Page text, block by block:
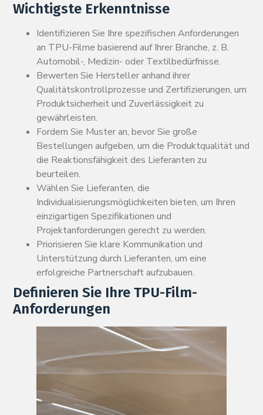
Wichtigste Erkenntnisse
Identifizieren Sie Ihre spezifischen Anforderungen
an TPU-Filme basierend auf Ihrer Branche, z. B.
Automobil-, Medizin- oder Textilbedürfnisse.
Bewerten Sie Hersteller anhand ihrer
Qualitätskontrollprozesse und Zertifizierungen, um
Produktsicherheit und Zuverlässigkeit zu
gewährleisten.
Fordern Sie Muster an, bevor Sie große
Bestellungen aufgeben, um die Produktqualität und
die Reaktionsfähigkeit des Lieferanten zu
beurteilen.
Wählen Sie Lieferanten, die
Individualisierungsmöglichkeiten bieten, um Ihren
einzigartigen Spezifikationen und
Projektanforderungen gerecht zu werden.
Priorisieren Sie klare Kommunikation und
Unterstützung durch Lieferanten, um eine
erfolgreiche Partnerschaft aufzubauen.
Definieren Sie Ihre TPU-Film-
Anforderungen